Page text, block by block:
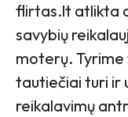
flirtas.lt atlikta
savybių
moterų.
tautiečiai turi ir
reikalavimų